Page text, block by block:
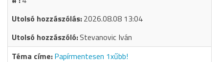
2026.08.08 13:04
Stevanovic Iván
Papírmentesen 1xűbb!